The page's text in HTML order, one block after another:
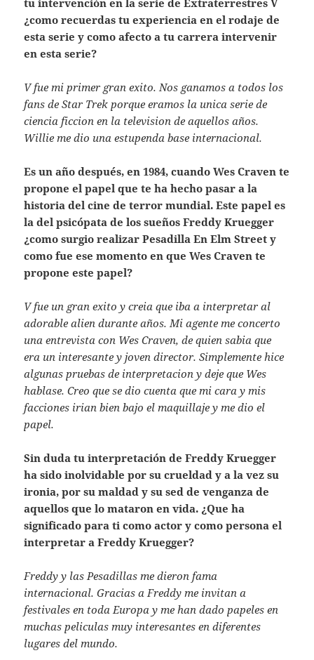
tu intervención en la serie de Extraterrestres V
¿como recuerdas tu experiencia en el rodaje de
esta serie y como afecto a tu carrera intervenir
en esta serie?
V fue mi primer gran exito. Nos ganamos a todos los
fans de Star Trek porque eramos la unica serie de
ciencia ficcion en la television de aquellos años.
Willie me dio una estupenda base internacional.
Es un año después, en 1984, cuando Wes Craven te
propone el papel que te ha hecho pasar a la
historia del cine de terror mundial. Este papel es
la del psicópata de los sueños Freddy Kruegger
¿como surgio realizar Pesadilla En Elm Street y
como fue ese momento en que Wes Craven te
propone este papel?
V fue un gran exito y creia que iba a interpretar al
adorable alien durante años. Mi agente me concerto
una entrevista con Wes Craven, de quien sabia que
era un interesante y joven director. Simplemente hice
algunas pruebas de interpretacion y deje que Wes
hablase. Creo que se dio cuenta que mi cara y mis
facciones irian bien bajo el maquillaje y me dio el
papel.
Sin duda tu interpretación de Freddy Kruegger
ha sido inolvidable por su crueldad y a la vez su
ironia, por su maldad y su sed de venganza de
aquellos que lo mataron en vida. ¿Que ha
significado para ti como actor y como persona el
interpretar a Freddy Kruegger?
Freddy y las Pesadillas me dieron fama
internacional. Gracias a Freddy me invitan a
festivales en toda Europa y me han dado papeles en
muchas peliculas muy interesantes en diferentes
lugares del mundo.